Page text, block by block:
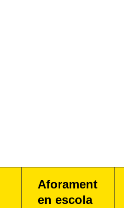
Aforament
en escola